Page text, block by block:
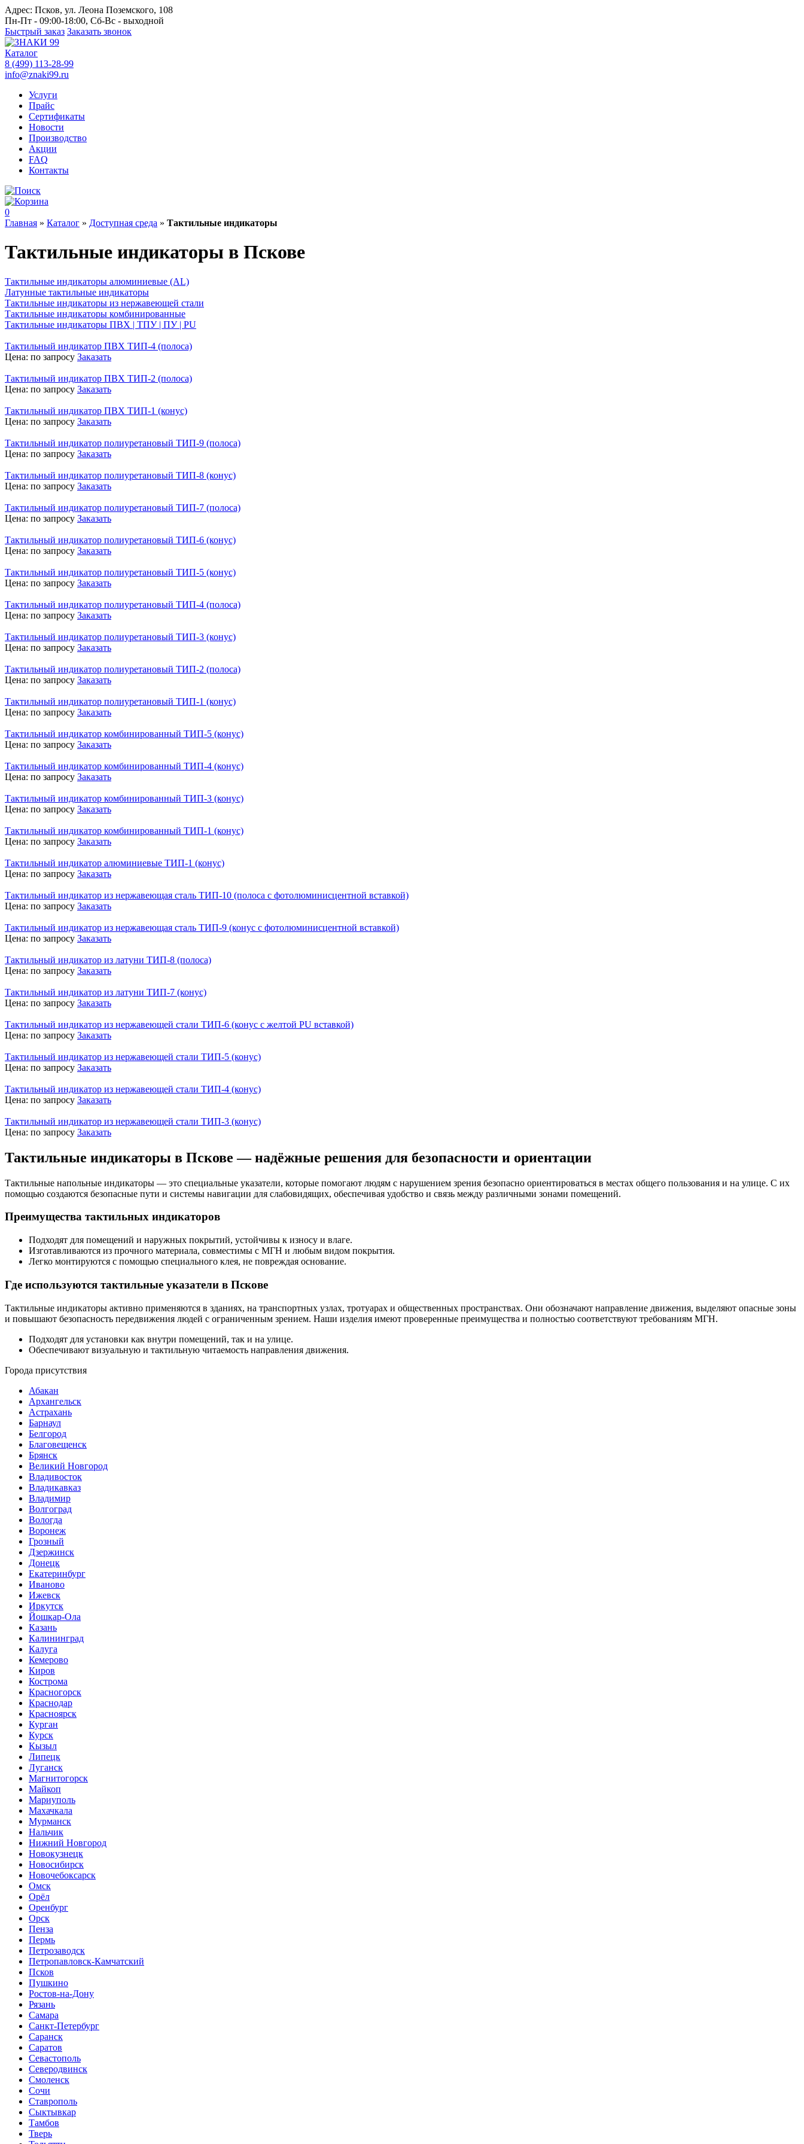
Адрес: Псков, ул. Леона Поземского, 108
Пн-Пт - 09:00-18:00, Сб-Вс - выходной
Быстрый заказ Заказать звонок
Каталог
8 (499) 113-28-99
info@znaki99.ru
Услуги
Прайс
Сертификаты
Новости
Производство
Акции
FAQ
Контакты
0
Главная » Каталог » Доступная среда » Тактильные индикаторы
Тактильные индикаторы в Пскове
Тактильные индикаторы алюминиевые (AL)
Латунные тактильные индикаторы
Тактильные индикаторы из нержавеющей стали
Тактильные индикаторы комбинированные
Тактильные индикаторы ПВХ | ТПУ | ПУ | PU
Тактильный индикатор ПВХ ТИП-4 (полоса)
Цена: по запросу Заказать
Тактильный индикатор ПВХ ТИП-2 (полоса)
Цена: по запросу Заказать
Тактильный индикатор ПВХ ТИП-1 (конус)
Цена: по запросу Заказать
Тактильный индикатор полиуретановый ТИП-9 (полоса)
Цена: по запросу Заказать
Тактильный индикатор полиуретановый ТИП-8 (конус)
Цена: по запросу Заказать
Тактильный индикатор полиуретановый ТИП-7 (полоса)
Цена: по запросу Заказать
Тактильный индикатор полиуретановый ТИП-6 (конус)
Цена: по запросу Заказать
Тактильный индикатор полиуретановый ТИП-5 (конус)
Цена: по запросу Заказать
Тактильный индикатор полиуретановый ТИП-4 (полоса)
Цена: по запросу Заказать
Тактильный индикатор полиуретановый ТИП-3 (конус)
Цена: по запросу Заказать
Тактильный индикатор полиуретановый ТИП-2 (полоса)
Цена: по запросу Заказать
Тактильный индикатор полиуретановый ТИП-1 (конус)
Цена: по запросу Заказать
Тактильный индикатор комбинированный ТИП-5 (конус)
Цена: по запросу Заказать
Тактильный индикатор комбинированный ТИП-4 (конус)
Цена: по запросу Заказать
Тактильный индикатор комбинированный ТИП-3 (конус)
Цена: по запросу Заказать
Тактильный индикатор комбинированный ТИП-1 (конус)
Цена: по запросу Заказать
Тактильный индикатор алюминиевые ТИП-1 (конус)
Цена: по запросу Заказать
Тактильный индикатор из нержавеющая сталь ТИП-10 (полоса с фотолюминисцентной вставкой)
Цена: по запросу Заказать
Тактильный индикатор из нержавеющая сталь ТИП-9 (конус с фотолюминисцентной вставкой)
Цена: по запросу Заказать
Тактильный индикатор из латуни ТИП-8 (полоса)
Цена: по запросу Заказать
Тактильный индикатор из латуни ТИП-7 (конус)
Цена: по запросу Заказать
Тактильный индикатор из нержавеющей стали ТИП-6 (конус с желтой PU вставкой)
Цена: по запросу Заказать
Тактильный индикатор из нержавеющей стали ТИП-5 (конус)
Цена: по запросу Заказать
Тактильный индикатор из нержавеющей стали ТИП-4 (конус)
Цена: по запросу Заказать
Тактильный индикатор из нержавеющей стали ТИП-3 (конус)
Цена: по запросу Заказать
Тактильные индикаторы в Пскове — надёжные решения для безопасности и ориентации
Тактильные напольные индикаторы — это специальные указатели, которые помогают людям с нарушением зрения безопасно ориентироваться в местах общего пользования и на улице. С их
помощью создаются безопасные пути и системы навигации для слабовидящих, обеспечивая удобство и связь между различными зонами помещений.
Преимущества тактильных индикаторов
Подходят для помещений и наружных покрытий, устойчивы к износу и влаге.
Изготавливаются из прочного материала, совместимы с МГН и любым видом покрытия.
Легко монтируются с помощью специального клея, не повреждая основание.
Где используются тактильные указатели в Пскове
Тактильные индикаторы активно применяются в зданиях, на транспортных узлах, тротуарах и общественных пространствах. Они обозначают направление движения, выделяют опасные зоны
и повышают безопасность передвижения людей с ограниченным зрением. Наши изделия имеют проверенные преимущества и полностью соответствуют требованиям МГН.
Подходят для установки как внутри помещений, так и на улице.
Обеспечивают визуальную и тактильную читаемость направления движения.
Города присутствия
Абакан
Архангельск
Астрахань
Барнаул
Белгород
Благовещенск
Брянск
Великий Новгород
Владивосток
Владикавказ
Владимир
Волгоград
Вологда
Воронеж
Грозный
Дзержинск
Донецк
Екатеринбург
Иваново
Ижевск
Иркутск
Йошкар-Ола
Казань
Калининград
Калуга
Кемерово
Киров
Кострома
Красногорск
Краснодар
Красноярск
Курган
Курск
Кызыл
Липецк
Луганск
Магнитогорск
Майкоп
Мариуполь
Махачкала
Мурманск
Нальчик
Нижний Новгород
Новокузнецк
Новосибирск
Новочебоксарск
Омск
Орёл
Оренбург
Орск
Пенза
Пермь
Петрозаводск
Петропавловск-Камчатский
Псков
Пушкино
Ростов-на-Дону
Рязань
Самара
Санкт-Петербург
Саранск
Саратов
Севастополь
Северодвинск
Смоленск
Сочи
Ставрополь
Сыктывкар
Тамбов
Тверь